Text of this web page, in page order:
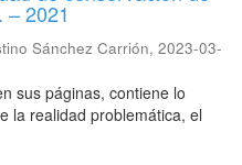
2021
Sánchez Carrión,2023-03-
sus páginas, contiene lo
la realidad problemática, el